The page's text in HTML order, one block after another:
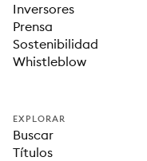
Inversores
Prensa
Sostenibilidad
Whistleblow
EXPLORAR
Buscar
Títulos